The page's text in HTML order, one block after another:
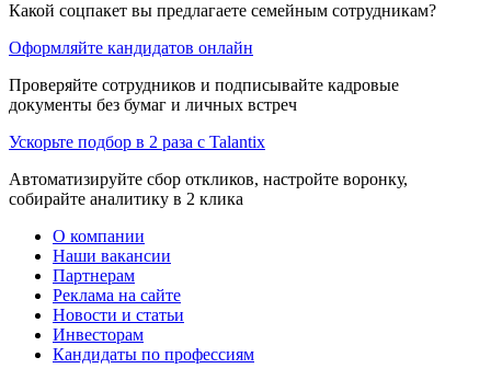
Какой соцпакет вы предлагаете семейным сотрудникам?
Оформляйте кандидатов онлайн
Проверяйте сотрудников и подписывайте кадровые
документы без бумаг и личных встреч
Ускорьте подбор в 2 раза с Talantix
Автоматизируйте сбор откликов, настройте воронку,
собирайте аналитику в 2 клика
О компании
Наши вакансии
Партнерам
Реклама на сайте
Новости и статьи
Инвесторам
Кандидаты по профессиям